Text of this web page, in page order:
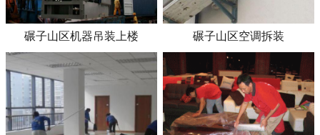
碾子山区机器吊装上楼 碾子山区空调拆装